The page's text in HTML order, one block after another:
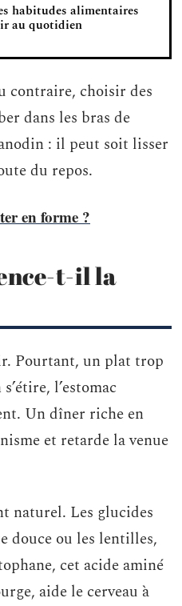
habitudes alimentaires
au quotidien
contraire, choisir des
dans les bras de
: il peut soit lisser
du repos.
en forme ?
t-il la
Pourtant, un plat trop
l’estomac
Un dîner riche en
et retarde la venue
naturel. Les glucides
douce ou les lentilles,
cet acide aminé
aide le cerveau à